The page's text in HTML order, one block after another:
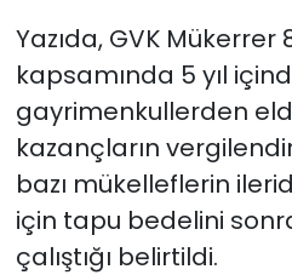
Yazıda, GVK
kapsamında 5 yıl
gayrimenkullerden
kazançların
bazı mükelleflerin
için tapu bedelini
çalıştığı belirtildi.